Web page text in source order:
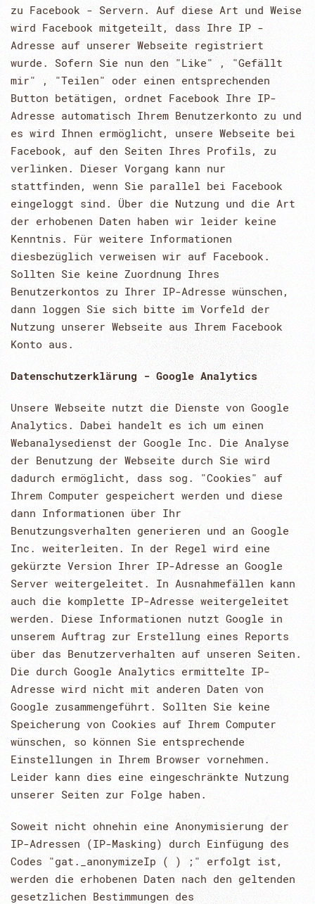
zu Facebook - Servern. Auf diese Art und Weise
wird Facebook mitgeteilt, dass Ihre IP -
Adresse auf unserer Webseite registriert
wurde. Sofern Sie nun den "Like" , "Gefällt
mir" , "Teilen" oder einen entsprechenden
Button betätigen, ordnet Facebook Ihre IP-
Adresse automatisch Ihrem Benutzerkonto zu und
es wird Ihnen ermöglicht, unsere Webseite bei
Facebook, auf den Seiten Ihres Profils, zu
verlinken. Dieser Vorgang kann nur
stattfinden, wenn Sie parallel bei Facebook
eingeloggt sind. Über die Nutzung und die Art
der erhobenen Daten haben wir leider keine
Kenntnis. Für weitere Informationen
diesbezüglich verweisen wir auf Facebook.
Sollten Sie keine Zuordnung Ihres
Benutzerkontos zu Ihrer IP-Adresse wünschen,
dann loggen Sie sich bitte im Vorfeld der
Nutzung unserer Webseite aus Ihrem Facebook
Konto aus.
Datenschutzerklärung - Google Analytics
Unsere Webseite nutzt die Dienste von Google
Analytics. Dabei handelt es ich um einen
Webanalysedienst der Google Inc. Die Analyse
der Benutzung der Webseite durch Sie wird
dadurch ermöglicht, dass sog. "Cookies" auf
Ihrem Computer gespeichert werden und diese
dann Informationen über Ihr
Benutzungsverhalten generieren und an Google
Inc. weiterleiten. In der Regel wird eine
gekürzte Version Ihrer IP-Adresse an Google
Server weitergeleitet. In Ausnahmefällen kann
auch die komplette IP-Adresse weitergeleitet
werden. Diese Informationen nutzt Google in
unserem Auftrag zur Erstellung eines Reports
über das Benutzerverhalten auf unseren Seiten.
Die durch Google Analytics ermittelte IP-
Adresse wird nicht mit anderen Daten von
Google zusammengeführt. Sollten Sie keine
Speicherung von Cookies auf Ihrem Computer
wünschen, so können Sie entsprechende
Einstellungen in Ihrem Browser vornehmen.
Leider kann dies eine eingeschränkte Nutzung
unserer Seiten zur Folge haben.
Soweit nicht ohnehin eine Anonymisierung der
IP-Adressen (IP-Masking) durch Einfügung des
Codes "gat._anonymizeIp ( ) ;" erfolgt ist,
werden die erhobenen Daten nach den geltenden
gesetzlichen Bestimmungen des